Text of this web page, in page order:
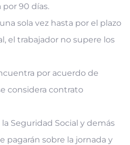
90 días.
sola vez hasta por el plazo
el trabajador no supere los
por acuerdo de
considera contrato
Seguridad Social y demás
pagarán sobre la jornada y